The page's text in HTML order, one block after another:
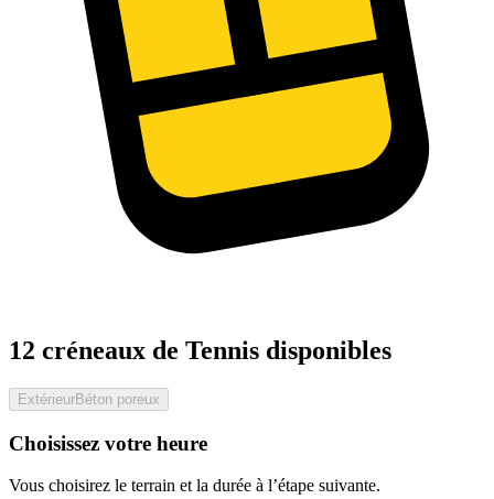
12 créneaux de Tennis disponibles
ExtérieurBéton poreux
Choisissez votre heure
Vous choisirez le terrain et la durée à l’étape suivante.